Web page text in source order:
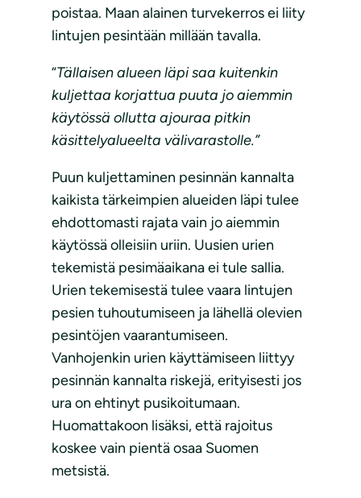
poistaa. Maan alainen turvekerros ei liity
lintujen pesintään millään tavalla.
“Tällaisen alueen läpi saa kuitenkin
kuljettaa korjattua puuta jo aiemmin
käytössä ollutta ajouraa pitkin
käsittelyalueelta välivarastolle.”
Puun kuljettaminen pesinnän kannalta
kaikista tärkeimpien alueiden läpi tulee
ehdottomasti rajata vain jo aiemmin
käytössä olleisiin uriin. Uusien urien
tekemistä pesimäaikana ei tule sallia.
Urien tekemisestä tulee vaara lintujen
pesien tuhoutumiseen ja lähellä olevien
pesintöjen vaarantumiseen.
Vanhojenkin urien käyttämiseen liittyy
pesinnän kannalta riskejä, erityisesti jos
ura on ehtinyt pusikoitumaan.
Huomattakoon lisäksi, että rajoitus
koskee vain pientä osaa Suomen
metsistä.